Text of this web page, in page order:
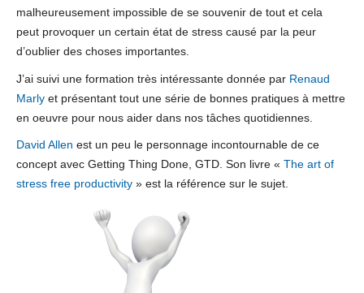
malheureusement impossible de se souvenir de tout et cela
peut provoquer un certain état de stress causé par la peur
d’oublier des choses importantes.
J’ai suivi une formation très intéressante donnée par Renaud
Marly et présentant tout une série de bonnes pratiques à mettre
en oeuvre pour nous aider dans nos tâches quotidiennes.
David Allen est un peu le personnage incontournable de ce
concept avec Getting Thing Done, GTD. Son livre « The art of
stress free productivity » est la référence sur le sujet.